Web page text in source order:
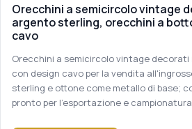
Orecchini a semicircolo vintage
argento sterling, orecchini a
cavo
Orecchini a semicircolo vintage
con design cavo per la vendita
sterling e ottone come metallo di base;
pronto per l'esportazione e